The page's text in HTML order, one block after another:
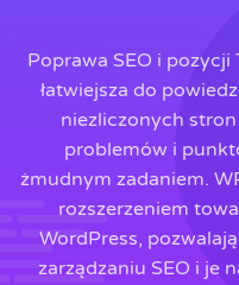
Poprawa SEO i
łatwiejsza do
niezliczonych
problemów i
żmudnym zadaniem.
rozszerzeniem
WordPress,
zarządzaniu SEO i je